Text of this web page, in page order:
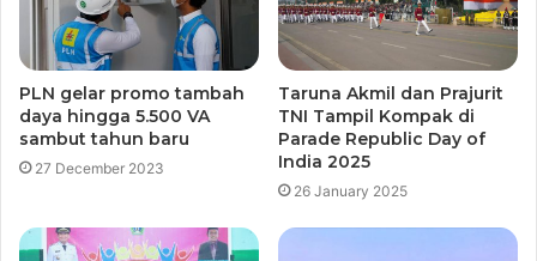
PLN gelar promo tambah
daya hingga 5.500 VA
sambut tahun baru
27 December 2023
Taruna Akmil dan Prajurit
TNI Tampil Kompak di
Parade Republic Day of
India 2025
26 January 2025